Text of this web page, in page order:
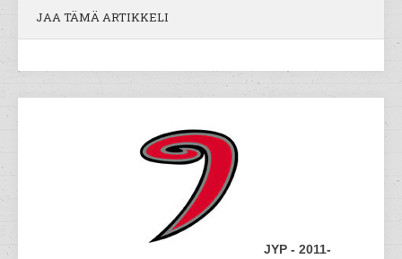
JAA TÄMÄ ARTIKKELI
JYP - 2011-